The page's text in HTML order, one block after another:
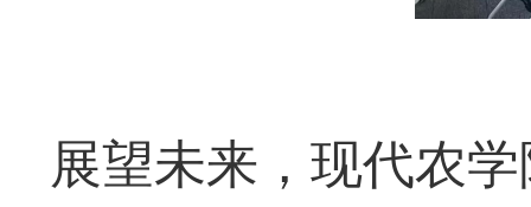
展望未来，现代农